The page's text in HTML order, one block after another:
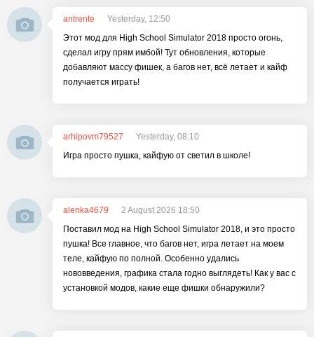
antrente
Yesterday, 12:50
Этот мод для High School Simulator 2018 просто огонь,
сделал игру прям имбой! Тут обновления, которые
добавляют массу фишек, а багов нет, всё летает и кайф
получается играть!
arhipovm79527
Yesterday, 08:10
Игра просто пушка, кайфую от светил в школе!
alenka4679
2 August 2026 18:50
Поставил мод на High School Simulator 2018, и это просто
пушка! Все главное, что багов нет, игра летает на моем
теле, кайфую по полной. Особенно удались
нововведения, графика стала годно выглядеть! Как у вас с
установкой модов, какие еще фишки обнаружили?